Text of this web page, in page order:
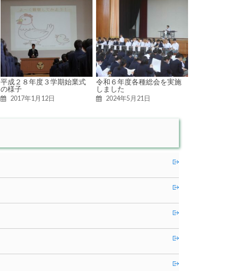
平成２８年度３学期始業式
の様子
2017年1月12日
令和６年度各種総会を実施
しました
2024年5月21日